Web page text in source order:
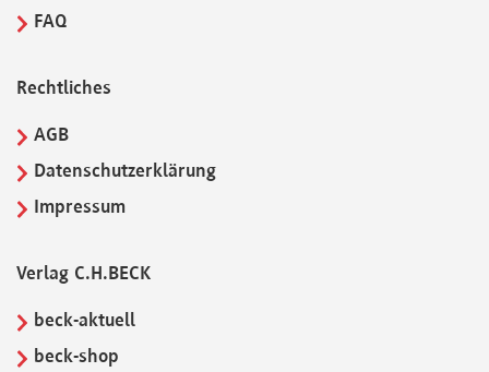
FAQ
Rechtliches
AGB
Datenschutzerklärung
Impressum
Verlag C.H.BECK
beck-aktuell
beck-shop